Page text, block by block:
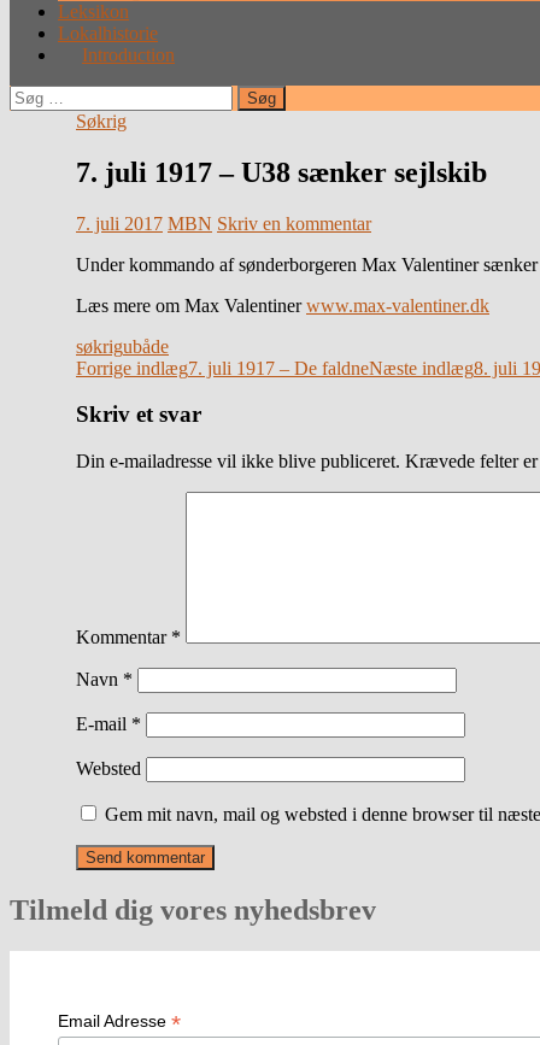
Leksikon
Lokalhistorie
Introduction
Søg
efter:
Søkrig
7. juli 1917 – U38 sænker sejlskib
7. juli 2017 MBN Skriv en kommentar
Under kommando af sønderborgeren Max Valentiner
Læs mere om Max Valentinerwww.max-valentiner.dk
søkrigubåde
Indlægsnavigation
Forrige indlæg7. juli 1917 – De faldneNæste indlæg8. juli
Skriv et svar
Din e-mailadresse vil ikke blive publiceret. Krævede felter er
Kommentar *
Navn *
E-mail *
Websted
Gem mit navn, mail og websted i denne browser til
Tilmeld dig vores nyhedsbrev
Email Adresse *